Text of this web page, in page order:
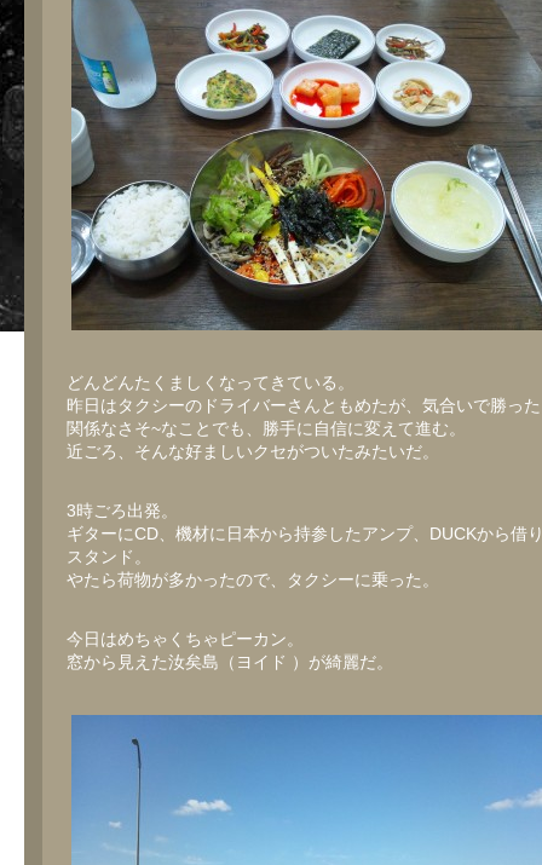
どんどんたくましくなってきている。
昨日はタクシーのドライバーさんともめたが、気合いで勝っ
関係なさそ~なことでも、勝手に自信に変えて進む。
近ごろ、そんな好ましいクセがついたみたいだ。
3時ごろ出発。
ギターにCD、機材に日本から持参したアンプ、DUCKから借
スタンド。
やたら荷物が多かったので、タクシーに乗った。
今日はめちゃくちゃピーカン。
窓から見えた汝矣島（ヨイド ）が綺麗だ。